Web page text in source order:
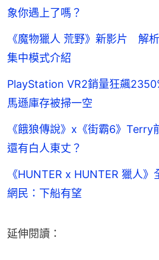
象你遇上了嗎？
《魔物獵人 荒野》新影片 解
集中模式介紹
PlayStation VR2銷量狂飆
馬遜庫存被掃一空
《餓狼傳說》x《街霸6》
還有白人東丈？
《HUNTER x HUNTER 獵人
網民：下船有望
延伸閱讀：